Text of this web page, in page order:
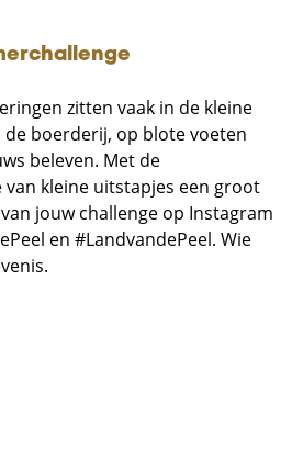
zitten vaak in de kleine
de boerderij, op blote voeten
beleven. Met de
van kleine uitstapjes een groot
jouw challenge op Instagram
en #LandvandePeel. Wie